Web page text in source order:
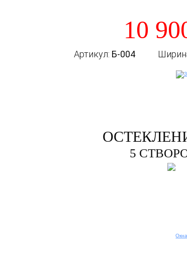
10
Артикул: Б-004
5